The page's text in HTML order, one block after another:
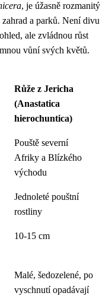
, je úžasně rozmanitý
a parků. Není divu
ale zvládnou růst
vůní svých květů.
Růže z Jericha
(Anastatica
hierochuntica)
Pouště severní
Afriky a Blízkého
východu
Jednoleté pouštní
rostliny
10-15 cm
Malé, šedozelené, po
vyschnutí opadávají